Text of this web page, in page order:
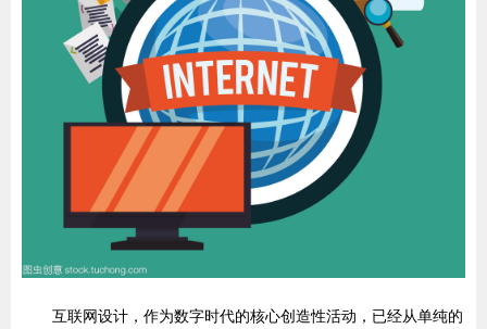
互联网设计，作为数字时代的核心创造性活动，已经从单纯的